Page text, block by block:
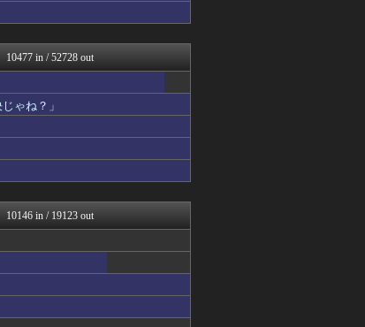
新党～仕返し・復讐・修...
サッカー まとめ】サカラ...
新党～仕返し・復讐・修...
はつ -アニメ発信場-
・ミリタリー速報☆彡
J PRIDE
@ホークスまとめブログ
海外の反応)
日愚国 恨寓瘻
めCUP
!?またここのサイト?
まとめもりー｜2c...
10477 in / 52728 out
ゃね？」
10146 in / 19123 out